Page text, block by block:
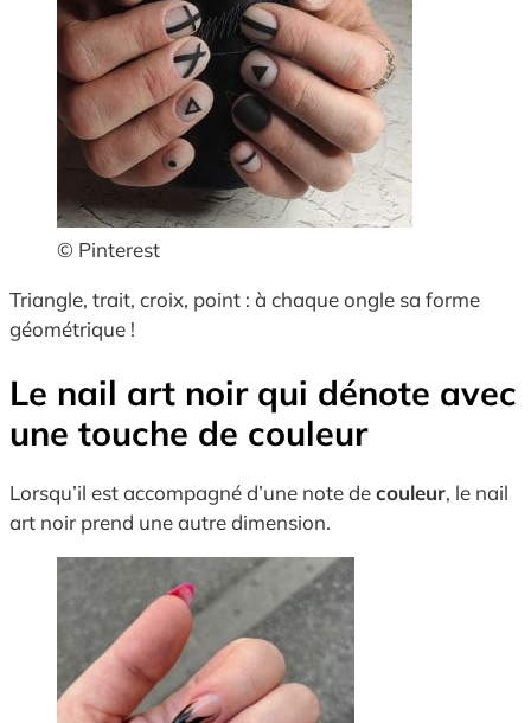
© Pinterest
Triangle, trait, croix, point : à chaque ongle sa forme
géométrique !
Le nail art noir qui dénote avec
une touche de couleur
Lorsqu’il est accompagné d’une note decouleur, le nail
art noir prend une autre dimension.